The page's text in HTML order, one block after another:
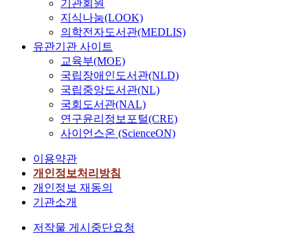
기관회원
지식나눔(LOOK)
의학전자도서관(MEDLIS)
유관기관 사이트
교육부(MOE)
국립장애인도서관(NLD)
국립중앙도서관(NL)
국회도서관(NAL)
연구윤리정보포털(CRE)
사이언스온 (ScienceON)
이용약관
개인정보처리방침
개인정보 재동의
기관소개
저작물 게시중단요청